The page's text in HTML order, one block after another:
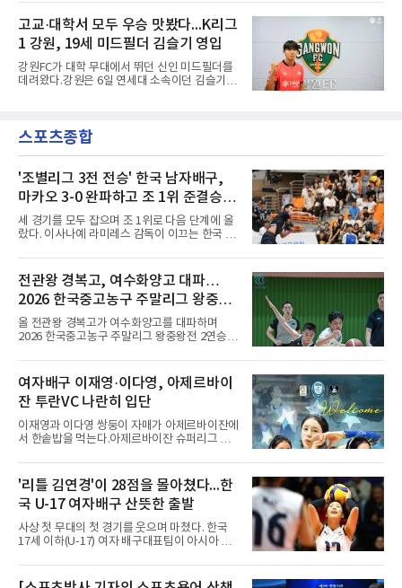
관심을 받았는데, 18개월간 이어진 재계약 협상
이 한때 교착됐기 때문이다. 그러
와 2026 쿠팡플레이 시리즈 친선 경기를 치른다.
구단 소집 명단에 이강인이 포함되면서 변수가
없는 한 그의 첫 출격은 서울이 된다.등번호부터
무게가 실렸다. 이강인은 첫 경기부터 7번을 단
다. 2010년대 팀의 전성기를 이끈 앙투안 그리즈
만이 달았던 번호다.합류 과정은 순탄치 않았다.
스페인으로 건너가려던 그는 병역 특례 행정 절
짧게 호흡을 맞춰 경기에 나선다.역할도 관심사
다. 유려한 탈압박과
고교·대학서 모두 우승 맛봤다...K리그
1 강원, 19세 미드필더 김슬기 영입
강원FC가 대학 무대에서 뛰던 신인 미드필더를
데려왔다.강원은 6일 연세대 소속이던 김슬기
리그와 추계전국고등대회 우승에 기여했고, 올
해 연세대 진학 후에는 춘계한산대첩기대학대회
표팀 훈련에도 소집됐다.김슬기는 입단하게 돼
기쁘고 영광이라며 프로 무대에서도 성장해 팀
에 꼭 필요한 선수가 되겠다고 각오를 밝혔다.
스포츠종합
'조별리그 3전 전승' 한국 남자배구,
마카오 3-0 완파하고 조 1위 준결승
진출
세 경기를 모두 잡으며 조 1위로 다음 단계에 올
랐다. 이사나예 라미레스 감독이 이끄는 한국 남
아남자선수권대회 조별리그를 3연승으로 마무
리했다.대표팀은 7일 몽골 울란바타르 AVA 아레
나에서 열린 대회 B조 조별리그 3차전에서 마카
오(119위)를 세트 점수 3-0(25-18 25-16 25-15)
으로 제압했다. 일본과 대만에 이어 마카오까지
꺾은 한국은 조별리그 전승으로 준결승 티켓을
손에 넣었다.공격은 고르게 터졌다. 김요한(삼성
육부대)이 9득점으로 힘을 보탰다.대표팀은 8일
오후 8시 30분 A조 2위와 결승
전관왕 경복고, 여수화양고 대파…
2026 한국중고농구 주말리그 왕중왕
전 결승토너먼트 확정
올 전관왕 경복고가 여수화양고를 대파하며
2026 한국중고농구 주말리그 왕중왕전 2연승을
7일 전남 해남 구교체육관에서 열린 대회 남고
부 H조 예선 2차전에서 박지오(26점)와 김호원
(22점)의 활약을 앞세워 여수화양고를 94-59로
완파했다. 이로써 경복고는 예선 2전 전승을 기
록하며 조 1위로 결승 토너먼트에 진출했다.경
복고는 1쿼터 초반부터 박지오의 높은 슛 성공
률을 앞세워 공격을 주도하며 24-15로 기선을
후반 들어 내·외곽에서 고른 득점포를 가동하며
점수 차를 크게 벌려 여유 있게 승
여자배구 이재영·이다영, 아제르바이
잔 투란VC 나란히 입단
이재영과 이다영 쌍둥이 자매가 아제르바이잔에
서 한솥밥을 먹는다.아제르바이잔 슈퍼리그 투
일 이다영과도 계약했다고 발표했다. 구단은 이
다영이 2026-2027시즌 투란 소속으로 활약할
예정이라고 전했다.두 선수가 국내를 떠난 것은
2021년이다. V리그 흥국생명 소속이던 당시 중
학교 시절 학교 폭력을 행사했다는 폭로가 나오
면서 한국 배구계를 등졌다.이재영의 해외 여정
은 순탄치 않았다. 2021년 말 그리스 PAOK 테
'리틀 김연경'이 28점을 몰아쳤다...한
국 U-17 여자배구 산뜻한 출발
사상 첫 무대의 첫 경기를 웃으며 마쳤다. 한국
17세 이하(U-17) 여자 배구대표팀이 아시아 챔
전을 승리로 장식했다.이승여 감독이 이끄는 한
국은 7일(한국시간) 칠레 로스 안데스의 리세오